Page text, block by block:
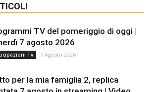
TV del pomeriggio di oggi |
7 agosto 2026
Tv 7 Agosto 2026
per la mia famiglia 2, replica